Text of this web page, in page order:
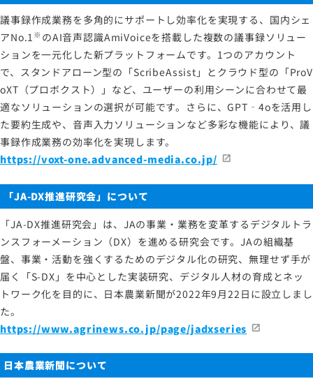
議事録作成業務を多角的にサポートし効率化を実現する、国内シェ
アNo.1 ※ のAI音声認識AmiVoiceを搭載した複数の議事録ソリュー
ションを一元化した新プラットフォームです。1つのアカウント
で、スタンドアローン型の「ScribeAssist」とクラウド型の「ProV
oXT（プロボクスト）」など、ユーザーの利用シーンに合わせて最
適なソリューションの選択が可能です。さらに、GPT‐4oを活用し
た要約生成や、音声入力ソリューションなど多彩な機能により、議
事録作成業務の効率化を実現します。
https://voxt-one.advanced-media.co.jp/
「JA-DX推進研究会」について
「JA-DX推進研究会」は、JAの事業・業務を変革するデジタルトラ
ンスフォーメーション（DX）を進める研究会です。JAの組織基
盤、事業・活動を強くするためのデジタル化の研究、無理せず手が
届く「S-DX」を中心とした実装研究、デジタル人材の育成とネッ
トワーク化を目的に、日本農業新聞が2022年9月22日に設立しまし
た。
https://www.agrinews.co.jp/page/jadxseries
日本農業新聞について